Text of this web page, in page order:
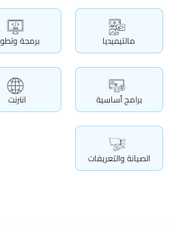
مالتيميديا برمجة
برامج أساسية انترنت
الصيانة والتعريفات